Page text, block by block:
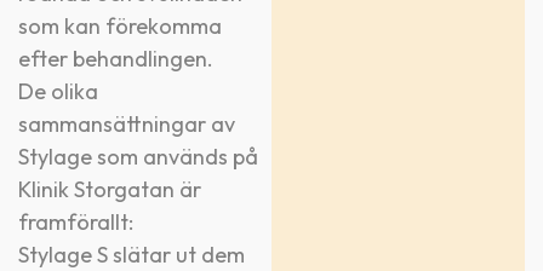
som kan förekomma
efter behandlingen.
De olika
sammansättningar av
Stylage som används på
Klinik Storgatan är
framförallt:
Stylage S slätar ut dem